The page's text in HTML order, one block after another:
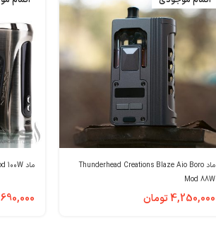
ماد Thunderhead Creations Blaze Aio Boro
Mod 88W
4,250,000تومان
ماد Innokin Kroma 217 Mod 100W